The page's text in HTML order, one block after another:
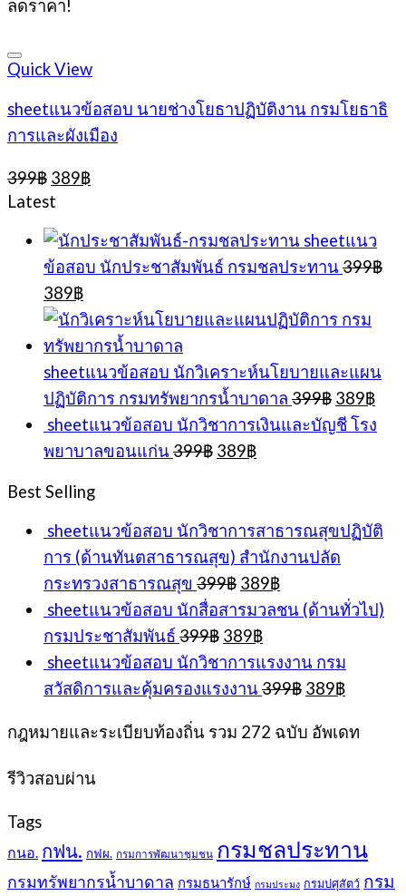
was:
ลดราคา!
Quick View
sheetแนวข้อสอบ นายช่างโยธาปฏิบัติงาน กรมโยธาธิ
การและผังเมือง
399฿ Original
price
was:
399฿.
389฿Current
389฿.
Latest
sheetแนว
ข้อสอบ นักประชาสัมพันธ์ กรมชลประทาน 399฿
Original
price
was:
399฿.
389฿Current
price
is:
389฿.
sheetแนวข้อสอบ นักวิเคราะห์นโยบายและแผน
ปฏิบัติการ กรมทรัพยากรน้ำบาดาล 399฿ Original
price
was:
389฿
is:
sheetแนวข้อสอบ นักวิชาการเงินและบัญชี โรง
พยาบาลขอนแก่น 399฿ Original
389฿Current
Best Selling
sheetแนวข้อสอบ นักวิชาการสาธารณสุขปฏิบัติ
การ (ด้านทันตสาธารณสุข) สำนักงานปลัด
กระทรวงสาธารณสุข 399฿ Original
was:
399฿.
389฿Current
price
is:
sheetแนวข้อสอบ นักสื่อสารมวลชน (ด้านทั่วไป)
กรมประชาสัมพันธ์ 399฿ Original
was:
399฿.
389฿Current
is:
389฿.
sheetแนวข้อสอบ นักวิชาการแรงงาน กรม
สวัสดิการและคุ้มครองแรงงาน 399฿ Original
was:
389฿Current
is:
กฎหมายและระเบียบท้องถิ่น รวม 272 ฉบับ อัพเดท
รีวิวสอบผ่าน
Tags
กนอ. กฟน. กฟผ. กรมการพัฒนาชุมชน กรมชลประทาน
กรมทรัพยากรน้ำบาดาล กรมธนารักษ์ กรมประมง กรมปศุสัตว์ กรม